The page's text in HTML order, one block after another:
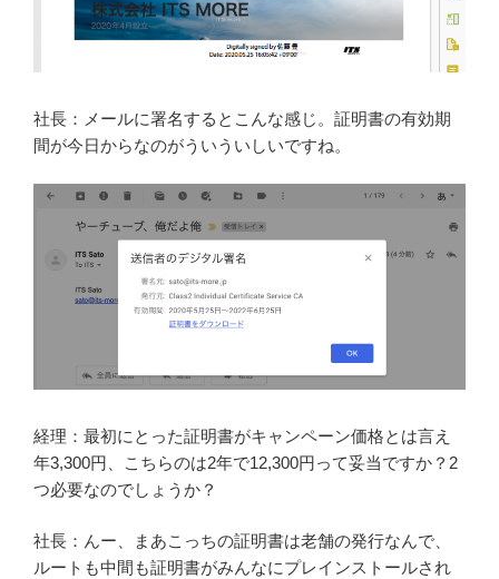
社長：メールに署名するとこんな感じ。証明書の有効期
間が今日からなのがういういしいですね。
経理：最初にとった証明書がキャンペーン価格とは言え
年3,300円、こちらのは2年で12,300円って妥当ですか？2
つ必要なのでしょうか？
社長：んー、まあこっちの証明書は老舗の発行なんで、
ルートも中間も証明書がみんなにプレインストールされ